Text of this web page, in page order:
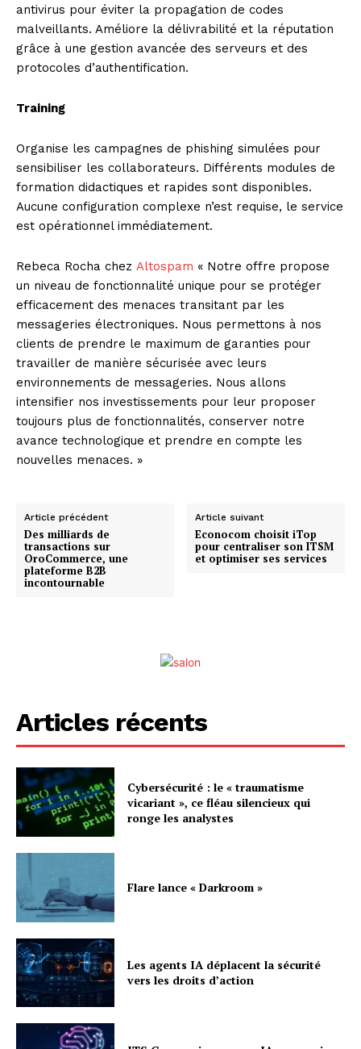
antivirus pour éviter la propagation de codes
malveillants. Améliore la délivrabilité et la réputation
grâce à une gestion avancée des serveurs et des
protocoles d’authentification.
Training
Organise les campagnes de phishing simulées pour
sensibiliser les collaborateurs. Différents modules de
formation didactiques et rapides sont disponibles.
Aucune configuration complexe n’est requise, le service
est opérationnel immédiatement.
Rebeca Rocha chez Altospam « Notre offre propose
un niveau de fonctionnalité unique pour se protéger
efficacement des menaces transitant par les
messageries électroniques. Nous permettons à nos
clients de prendre le maximum de garanties pour
travailler de manière sécurisée avec leurs
environnements de messageries. Nous allons
intensifier nos investissements pour leur proposer
toujours plus de fonctionnalités, conserver notre
avance technologique et prendre en compte les
nouvelles menaces. »
Article précédent
Des milliards de
transactions sur
OroCommerce, une
plateforme B2B
incontournable
Article suivant
Econocom choisit iTop
pour centraliser son ITSM
et optimiser ses services
Articles récents
Cybersécurité : le « traumatisme
vicariant », ce fléau silencieux qui
ronge les analystes
Flare lance « Darkroom »
Les agents IA déplacent la sécurité
vers les droits d’action